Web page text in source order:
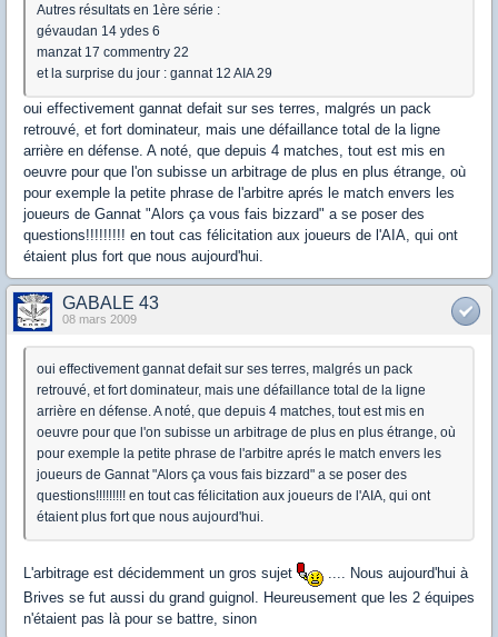
Autres résultats en 1ère série :
gévaudan 14 ydes 6
manzat 17 commentry 22
et la surprise du jour : gannat 12 AIA 29
oui effectivement gannat defait sur ses terres, malgrés un pack
retrouvé, et fort dominateur, mais une défaillance total de la ligne
arrière en défense. A noté, que depuis 4 matches, tout est mis en
oeuvre pour que l'on subisse un arbitrage de plus en plus étrange, où
pour exemple la petite phrase de l'arbitre aprés le match envers les
joueurs de Gannat "Alors ça vous fais bizzard" a se poser des
questions!!!!!!!!! en tout cas félicitation aux joueurs de l'AIA, qui ont
étaient plus fort que nous aujourd'hui.
GABALE 43
08 mars 2009
oui effectivement gannat defait sur ses terres, malgrés un pack
retrouvé, et fort dominateur, mais une défaillance total de la ligne
arrière en défense. A noté, que depuis 4 matches, tout est mis en
oeuvre pour que l'on subisse un arbitrage de plus en plus étrange, où
pour exemple la petite phrase de l'arbitre aprés le match envers les
joueurs de Gannat "Alors ça vous fais bizzard" a se poser des
questions!!!!!!!!! en tout cas félicitation aux joueurs de l'AIA, qui ont
étaient plus fort que nous aujourd'hui.
L'arbitrage est décidemment un gros sujet
.... Nous aujourd'hui à
Brives se fut aussi du grand guignol. Heureusement que les 2 équipes
n'étaient pas là pour se battre, sinon